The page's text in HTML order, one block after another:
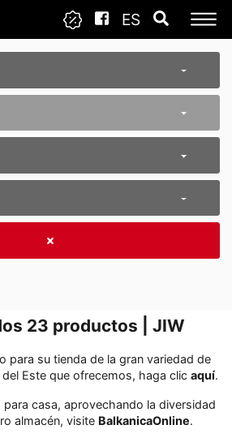
ES
23 productos | JIW
para su tienda de la gran variedad de
Este que ofrecemos, haga clic aquí․
para casa, aprovechando la diversidad
almacén, visite BalkanicaOnline․